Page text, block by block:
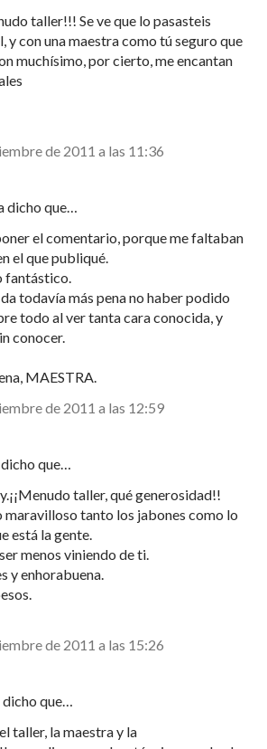
taller!!! Se ve que lo pasasteis
y con una maestra como tú seguro que
muchísimo, por cierto, me encantan
de 2011 a las 11:36
dicho que…
el comentario, porque me faltaban
el que publiqué.
fantástico.
todavía más pena no haber podido
todo al ver tanta cara conocida, y
conocer.
MAESTRA.
de 2011 a las 12:59
que…
taller, qué generosidad!!
maravilloso tanto los jabones como lo
está la gente.
menos viniendo de ti.
y enhorabuena.
de 2011 a las 15:26
dicho que…
taller, la maestra y la